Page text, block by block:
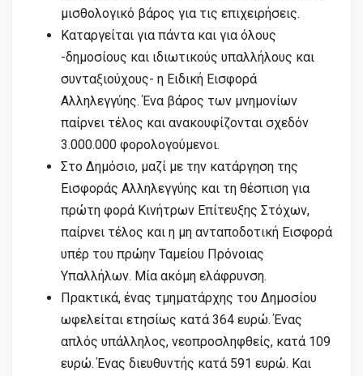
μισθολογικό βάρος για τις επιχειρήσεις.
Καταργείται για πάντα και για όλους
-δημοσίους και ιδιωτικούς υπαλλήλους και
συνταξιούχους- η Ειδική Εισφορά
Αλληλεγγύης. Ένα βάρος των μνημονίων
παίρνει τέλος και ανακουφίζονται σχεδόν
3.000.000 φορολογούμενοι.
Στο Δημόσιο, μαζί με την κατάργηση της
Εισφοράς Αλληλεγγύης και τη θέσπιση για
πρώτη φορά Κινήτρων Επίτευξης Στόχων,
παίρνει τέλος και η μη ανταποδοτική Εισφορά
υπέρ του πρώην Ταμείου Πρόνοιας
Υπαλλήλων. Μία ακόμη ελάφρυνση.
Πρακτικά, ένας τμηματάρχης του Δημοσίου
ωφελείται ετησίως κατά 364 ευρώ. Ένας
απλός υπάλληλος, νεοπροσληφθείς, κατά 109
ευρώ. Ένας διευθυντής κατά 591 ευρώ. Και